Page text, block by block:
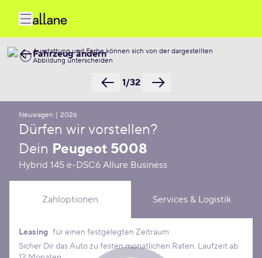
Ausstattung und Farbe können sich von der dargestellten
Abbildung unterscheiden
1/32
Fahrzeug ändern
Neuwagen | 2026
Dürfen wir vorstellen?
Dein Peugeot 5008
Hybrid 145 e-DSC6 Allure Business
Zahloptionen Services & Logistik
Leasing Konditionen
Leasing für einen festgelegten Zeitraum
Sicher Dir das Auto zu festen monatlichen Raten. Laufzeit ab